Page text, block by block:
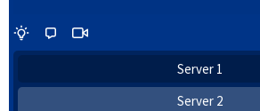
Server 1
Server 2